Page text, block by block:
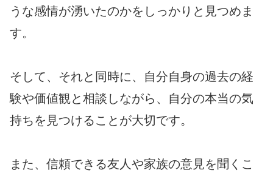
うな感情が湧いたのかをしっかりと見つめま
す。
そして、それと同時に、自分自身の過去の経
験や価値観と相談しながら、自分の本当の気
持ちを見つけることが大切です。
また、信頼できる友人や家族の意見を聞くこ